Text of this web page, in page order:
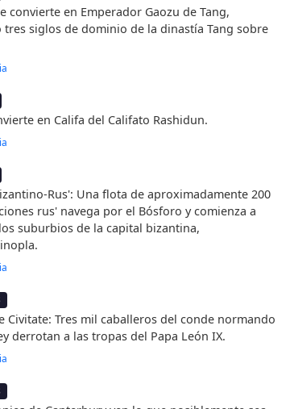
convierte en Emperador Gaozu de Tang,
tres siglos de dominio de la dinastía Tang sobre
en Califa del Califato Rashidun.
Rus': Una flota de aproximadamente 200
rus' navega por el Bósforo y comienza a
suburbios de la capital bizantina,
Civitate: Tres mil caballeros del conde normando
derrotan a las tropas del Papa León IX.